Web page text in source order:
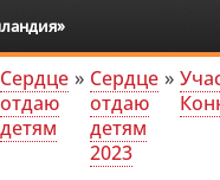
Сердце
отдаю
детям
» Сердце
отдаю
детям
2023
»